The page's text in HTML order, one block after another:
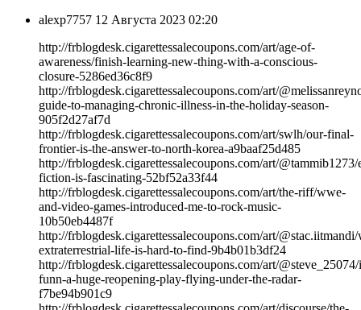
alexp7757 12 Августа 2023 02:20
http://frblogdesk.cigarettessalecoupons.com/art/age-of-
awareness/finish-learning-new-thing-with-a-conscious-
closure-5286ed36c8f9
http://frblogdesk.cigarettessalecoupons.com/art/
guide-to-managing-chronic-illness-in-the-holiday-season-
905f2d27af7d
http://frblogdesk.cigarettessalecoupons.com/art/swlh/our-final-
frontier-is-the-answer-to-north-korea-a9baaf25d485
http://frblogdesk.cigarettessalecoupons.com/art/
fiction-is-fascinating-52bf52a33f44
http://frblogdesk.cigarettessalecoupons.com/art/the-riff/wwe-
and-video-games-introduced-me-to-rock-music-
10b50eb4487f
http://frblogdesk.cigarettessalecoupons.com/art/
extraterrestrial-life-is-hard-to-find-9b4b01b3df24
http://frblogdesk.cigarettessalecoupons.com/art/@steve_25074/
funn-a-huge-reopening-play-flying-under-the-radar-
f7be94b901c9